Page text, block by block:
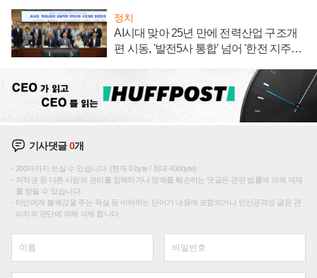
정치
AI시대 맞아 25년 만에 전력산업 구조개
편 시동, '발전5사 통합' 넘어 '한전 지주사'
기사댓글0개
200자까지 쓰실 수 있습니다. (현재 0 byte / 최대 400byte)
저작권 등 다른 사람의 권리를 침해하거나 명예를 훼손하는 댓글은 관련 법률에 의해 제재
를 받을 수 있습니다.
타인에게 불쾌감을 주는 욕설 등 비하하는 단어가 내용에 포함되거나 인신공격성 글은 관
리자의 판단에 의해 삭제 합니다.